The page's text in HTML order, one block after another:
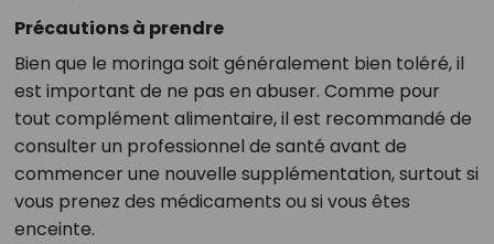
Précautions à prendre
Bien que le moringa soit généralement bien toléré, il
est important de ne pas en abuser. Comme pour
tout complément alimentaire, il est recommandé de
consulter un professionnel de santé avant de
commencer une nouvelle supplémentation, surtout si
vous prenez des médicaments ou si vous êtes
enceinte.